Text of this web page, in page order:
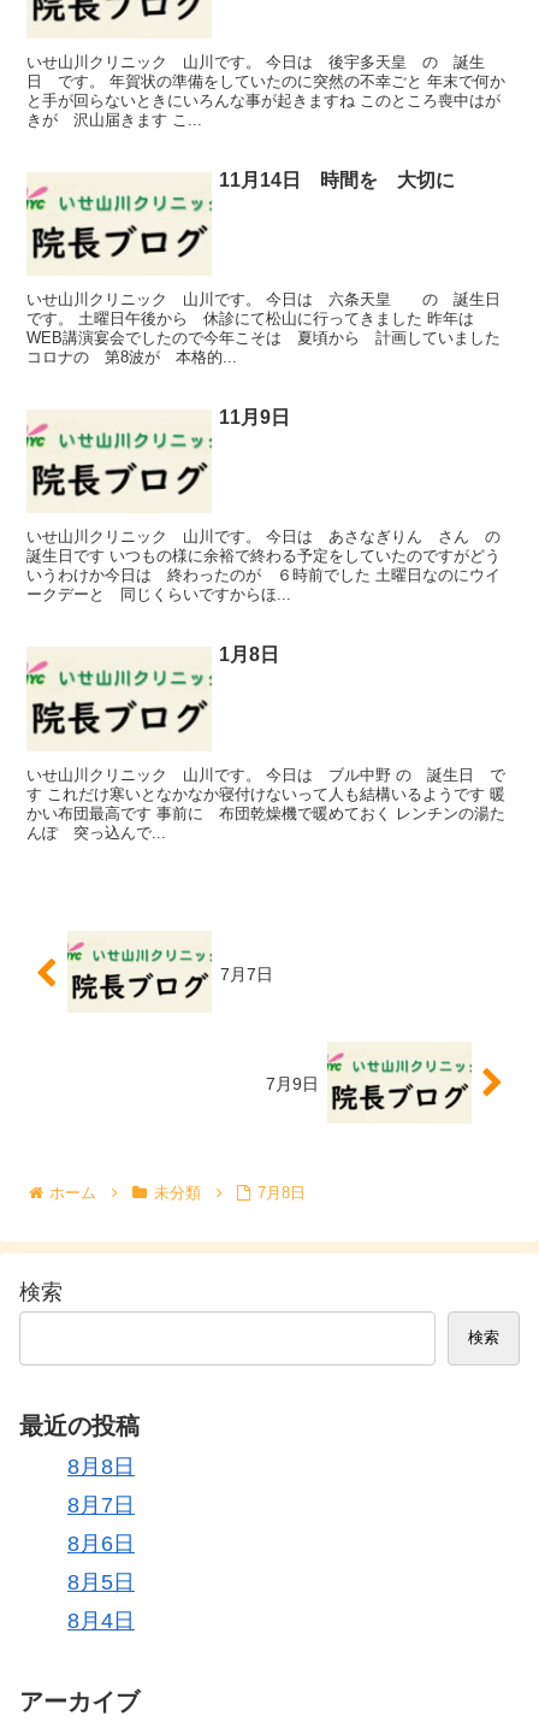
いせ山川クリニック 山川です。 今日は 後宇多天皇 の 誕生
日 です。 年賀状の準備をしていたのに突然の不幸ごと 年末で何か
と手が回らないときにいろんな事が起きますね このところ喪中はが
きが 沢山届きます こ...
11月14日 時間を 大切に
いせ山川クリニック 山川です。 今日は 六条天皇 の 誕生日
です。 土曜日午後から 休診にて松山に行ってきました 昨年は
WEB講演宴会でしたので今年こそは 夏頃から 計画していました
コロナの 第8波が 本格的...
11月9日
いせ山川クリニック 山川です。 今日は あさなぎりん さん の
誕生日です いつもの様に余裕で終わる予定をしていたのですがどう
いうわけか今日は 終わったのが ６時前でした 土曜日なのにウイ
ークデーと 同じくらいですからほ...
1月8日
いせ山川クリニック 山川です。 今日は ブル中野 の 誕生日 で
す これだけ寒いとなかなか寝付けないって人も結構いるようです 暖
かい布団最高です 事前に 布団乾燥機で暖めておく レンチンの湯た
んぽ 突っ込んで...
7月7日
7月9日
ホーム 未分類 7月8日
検索
検索
最近の投稿
8月8日
8月7日
8月6日
8月5日
8月4日
アーカイブ